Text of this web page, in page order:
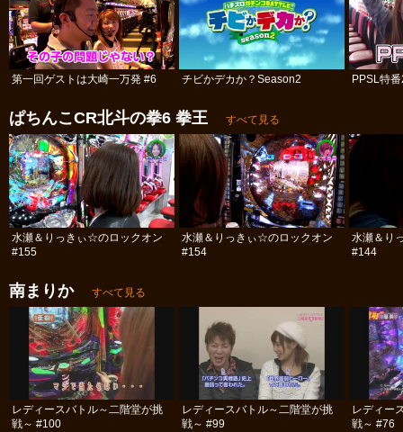
第一回ゲストは大崎一万発 #6 チビかデカか？Season2 PPSL特
ぱちんこCR北斗の拳6 拳王 すべて見る
水瀬＆りっきぃ☆のロックオン
#155
水瀬＆りっきぃ☆のロックオン
#154
水瀬＆り
#144
南まりか すべて見る
レディースバトル～二階堂が挑
戦～ #100
レディースバトル～二階堂が挑
戦～ #99
レディー
戦～ #76